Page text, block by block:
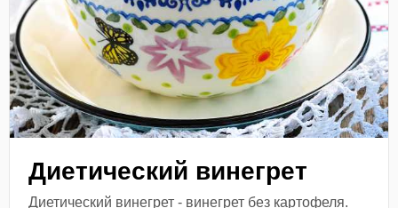
Диетический винегрет
Диетический винегрет - винегрет без картофеля.